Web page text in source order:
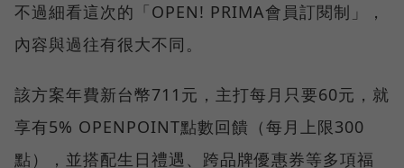
不過細看這次的「OPEN! PRIMA會員訂閱制」，
內容與過往有很大不同。
該方案年費新台幣711元，主打每月只要60元，就
享有5% OPENPOINT點數回饋（每月上限300
點），並搭配生日禮遇、跨品牌優惠券等多項福